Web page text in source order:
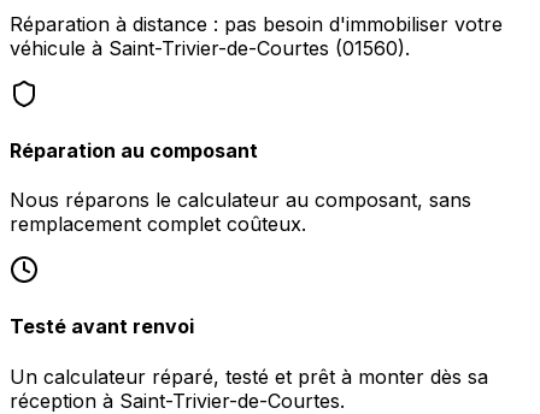
Réparation à distance : pas besoin d'immobiliser votre
véhicule à Saint-Trivier-de-Courtes (01560).
Réparation au composant
Nous réparons le calculateur au composant, sans
remplacement complet coûteux.
Testé avant renvoi
Un calculateur réparé, testé et prêt à monter dès sa
réception à Saint-Trivier-de-Courtes.